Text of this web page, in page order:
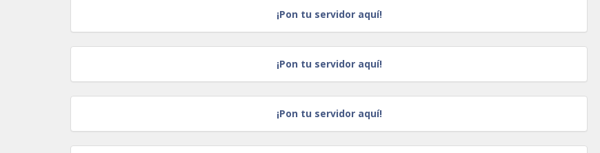
¡Pon tu servidor aquí!
¡Pon tu servidor aquí!
¡Pon tu servidor aquí!